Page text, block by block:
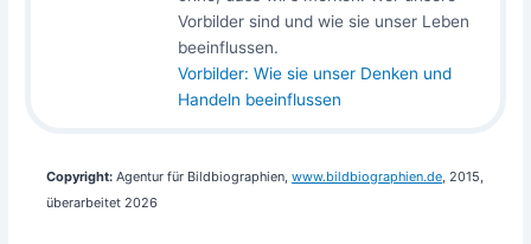
Vor­bil­der sind und wie sie unser Leben
beein­flus­sen.
Vor­bil­der: Wie sie unser Den­ken und
Han­deln beeinflussen
Copy­right: Agen­tur für Bild­bio­gra­phien,www​.bild​bio​gra​phien​.de, 2015,
über­ar­bei­tet 2026